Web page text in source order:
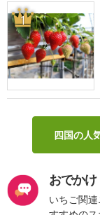
1
四国の人
おでかけ
いちご関